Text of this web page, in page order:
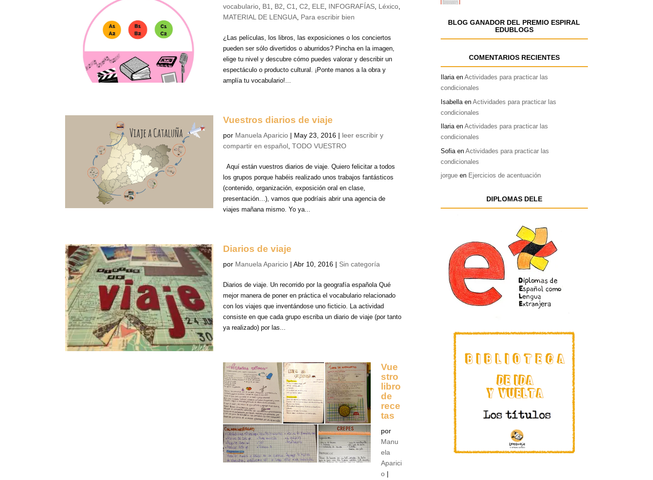
vocabulario B1 B2 ,C1 ,C2 ELE INFOGRAFÍAS Léxico
MATERIAL DE LENGUA Para escribir bien
¿Las películas, los libros, las exposiciones o los conciertos
pueden ser sólo divertidos o aburridos? Pincha en la imagen,
elige tu nivel y descubre cómo puedes valorar y describir un
espectáculo o producto cultural. ¡Ponte manos a la obra y
amplía tu vocabulario!...
Vuestros diarios de viaje
por Manuela Aparicio | May 23, 2016 | leer escribir y
compartir en español ,TODO VUESTRO
Aquí están vuestros diarios de viaje. Quiero felicitar a todos
los grupos porque habéis realizado unos trabajos fantásticos
(contenido, organización, exposición oral en clase,
presentación…), vamos que podríais abrir una agencia de
viajes mañana mismo. Yo ya...
Diarios de viaje
por Manuela Aparicio |Abr 10, 2016 | Sin categoría
Diarios de viaje. Un recorrido por la geografía española Qué
mejor manera de poner en práctica el vocabulario relacionado
con los viajes que inventándose uno ficticio. La actividad
consiste en que cada grupo escriba un diario de viaje (por tanto
ya realizado) por las...
Vue
stro
libro
de
rece
tas
por
Manu
ela
Aparici
o |
BLOG GANADOR DEL PREMIO ESPIRAL
EDUBLOGS
COMENTARIOS RECIENTES
IlariaenActividades para practicar las
condicionales
Isabella enActividades para practicar las
condicionales
IlariaenActividades para practicar las
condicionales
Sofia enActividades para practicar las
condicionales
jorgue en Ejercicios de acentuación
DIPLOMAS DELE